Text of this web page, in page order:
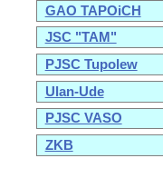
GAO TAPOiCH
JSC "TAM"
PJSC Tupolew
Ulan-Ude
PJSC VASO
ZKB